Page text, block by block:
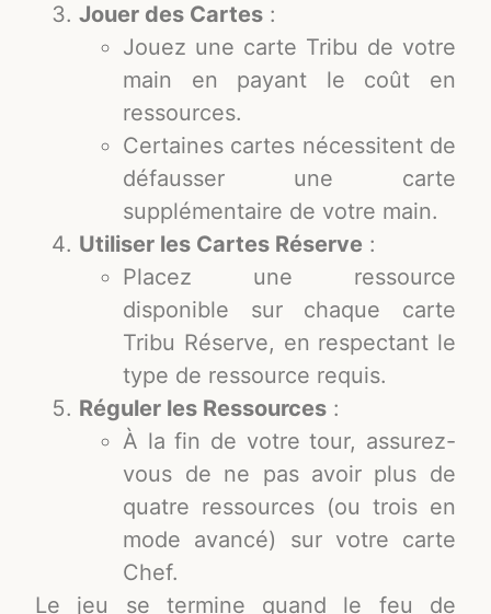
Jouer des Cartes :
Jouez une carte Tribu de votre
main en payant le coût en
ressources.
Certaines cartes nécessitent de
défausser une carte
supplémentaire de votre main.
Utiliser les Cartes Réserve :
Placez une ressource
disponible sur chaque carte
Tribu Réserve, en respectant le
type de ressource requis.
Réguler les Ressources :
À la fin de votre tour, assurez-
vous de ne pas avoir plus de
quatre ressources (ou trois en
mode avancé) sur votre carte
Chef.
Le jeu se termine quand le feu de